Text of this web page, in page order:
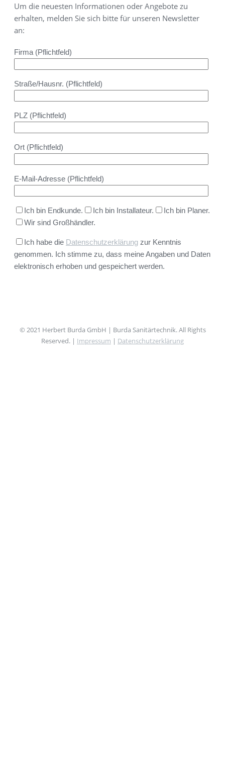
Um die neuesten Informationen oder Angebote zu
erhalten, melden Sie sich bitte für unseren Newsletter
an:
Firma (Pflichtfeld)
Straße/Hausnr. (Pflichtfeld)
PLZ (Pflichtfeld)
Ort (Pflichtfeld)
E-Mail-Adresse (Pflichtfeld)
Ich bin Endkunde. Ich bin Installateur.
Ich bin Planer.
Wir sind Großhändler.
Ich habe die Datenschutzerklärung zur Kenntnis
genommen. Ich stimme zu, dass meine Angaben und Daten
elektronisch erhoben und gespeichert werden.
© 2021 Herbert Burda GmbH | Burda Sanitärtechnik. All Rights
Reserved. | Impressum | Datenschutzerklärung